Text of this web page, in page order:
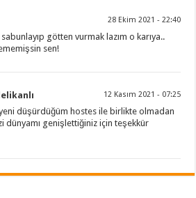
28 Ekim 2021 - 22:40
götten vurmak lazım o karıya..
sen!
12 Kasım 2021 - 07:25
düşürdüğüm hostes ile birlikte olmadan
dünyamı genişlettiğiniz için teşekkür